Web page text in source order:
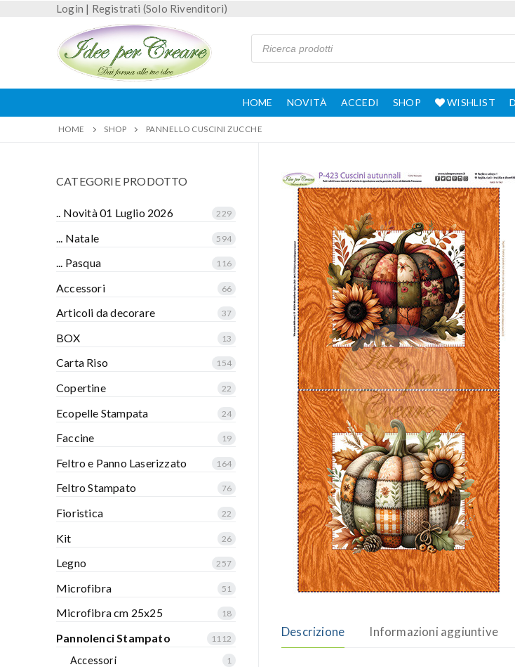
Login | Registrati (Solo Rivenditori)
HOME NOVITÀ ACCEDI SHOP WISHLIST
HOME SHOP PANNELLO CUSCINI ZUCCHE
Descrizione Informazioni aggiuntive
CATEGORIE PRODOTTO
.. Novità 01 Luglio 2026 229
... Natale 594
... Pasqua 116
Accessori 66
Articoli da decorare 37
BOX 13
Carta Riso 154
Copertine 22
Ecopelle Stampata 24
Faccine 19
Feltro e Panno Laserizzato 164
Feltro Stampato 76
Fioristica 22
Kit 26
Legno 257
Microfibra 51
Microfibra cm 25x25 18
Pannolenci Stampato 1112
Accessori 1